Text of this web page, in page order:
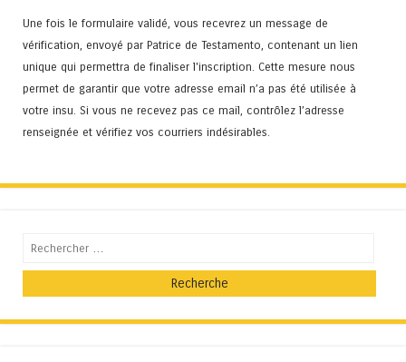
Une fois le formulaire validé, vous recevrez un message de
vérification, envoyé par Patrice de Testamento, contenant un lien
unique qui permettra de finaliser l'inscription. Cette mesure nous
permet de garantir que votre adresse email n’a pas été utilisée à
votre insu. Si vous ne recevez pas ce mail, contrôlez l’adresse
renseignée et vérifiez vos courriers indésirables.
Recherche